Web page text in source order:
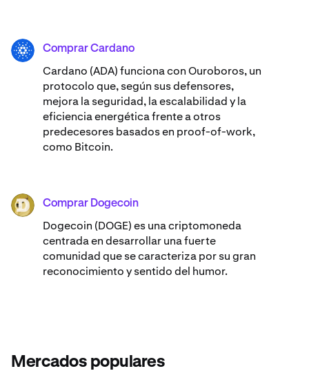
ADA Comprar Cardano
Cardano (ADA) ​​funciona con Ouroboros, un
protocolo que, según sus defensores,
mejora la seguridad, la escalabilidad y la
eficiencia energética frente a otros
predecesores basados en proof-of-work,
como Bitcoin.
DOGE Comprar Dogecoin
Dogecoin (DOGE) es una criptomoneda
centrada en desarrollar una fuerte
comunidad que se caracteriza por su gran
reconocimiento y sentido del humor.
Mercados populares